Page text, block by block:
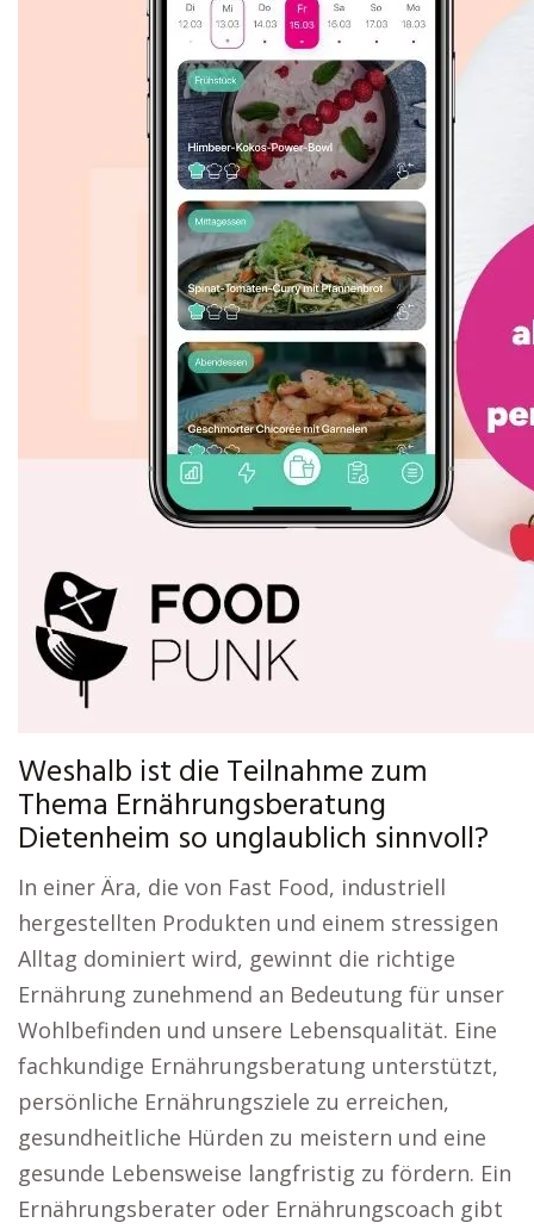
Weshalb ist die Teilnahme zum
Thema Ernährungsberatung
Dietenheim so unglaublich sinnvoll?
In einer Ära, die von Fast Food, industriell
hergestellten Produkten und einem stressigen
Alltag dominiert wird, gewinnt die richtige
Ernährung zunehmend an Bedeutung für unser
Wohlbefinden und unsere Lebensqualität. Eine
fachkundige Ernährungsberatung unterstützt,
persönliche Ernährungsziele zu erreichen,
gesundheitliche Hürden zu meistern und eine
gesunde Lebensweise langfristig zu fördern. Ein
Ernährungsberater oder Ernährungscoach gibt